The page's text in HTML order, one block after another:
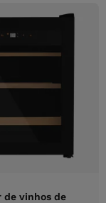
de vinhos de